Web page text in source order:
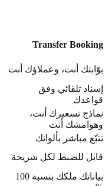
Transfer Booking
بوّابتك أنت، وعملاؤك أنت
إسناد تلقائي وفق
قواعدك
نماذج تسعيرك أنت،
وهوامشك أنت
تتبّع مباشر بألوانك
قابل للضبط لكل شريحة
بياناتك ملكك بنسبة 100